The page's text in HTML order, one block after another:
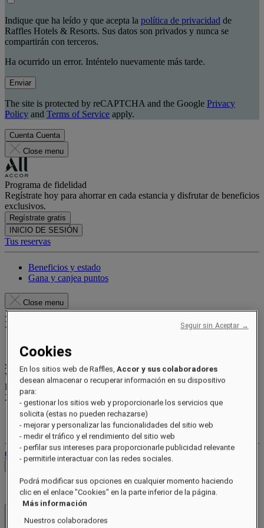
Indique que ha leído y que acepta la política de privacidad de
Raffles Hotels & Resorts. Sus datos son privados y nunca se
compartirán con terceros.
Ha ocurrido un error. Inténtelo nuevamente más tarde.
Enviar
The site is protected by reCAPTCHA and the Google Privacy
Policy and Terms of Service apply.
Cuenta Cuenta
Close menu
Programa de fidelidad
Regístrate hoy para ahorrar en cada estancia y disfrutar de beneficios
exclusivos.
Regístrate gratis
INICIO DE SESIÓN
Tus reservas
Beneficios y estado
Gana y canjea puntos
Close menu
Xxxx Xxxxxxxxx
XXXXXX X XXXXXXXX X
xxxxxxxx
Valid until xx/xx/xxxx
Puntos de recompensa
XXX
pts
Tu cuenta de fidelidad
Tus reservas
Cerrar sesión
Ver tarifas
Hoteles y resorts
Cookies
En los sitios web de Raffles,Accor y sus colaboradores
desean almacenar o recuperar información en su dispositivo
para:
- gestionar los sitios web y proporcionarle los servicios que
solicita (estas no pueden rechazarse)
- mejorar y personalizar las funcionalidades del sitio web
- medir el tráfico y el rendimiento del sitio web
- perfilar sus intereses para proporcionarle publicidad relevante
- permitirle interactuar con las redes sociales.
Podrá modificar sus opciones en cualquier momento haciendo
clic en el enlace "Cookies" en la parte inferior de la página.
Más información
Nuestros colaboradores
Seguir sin Aceptar →